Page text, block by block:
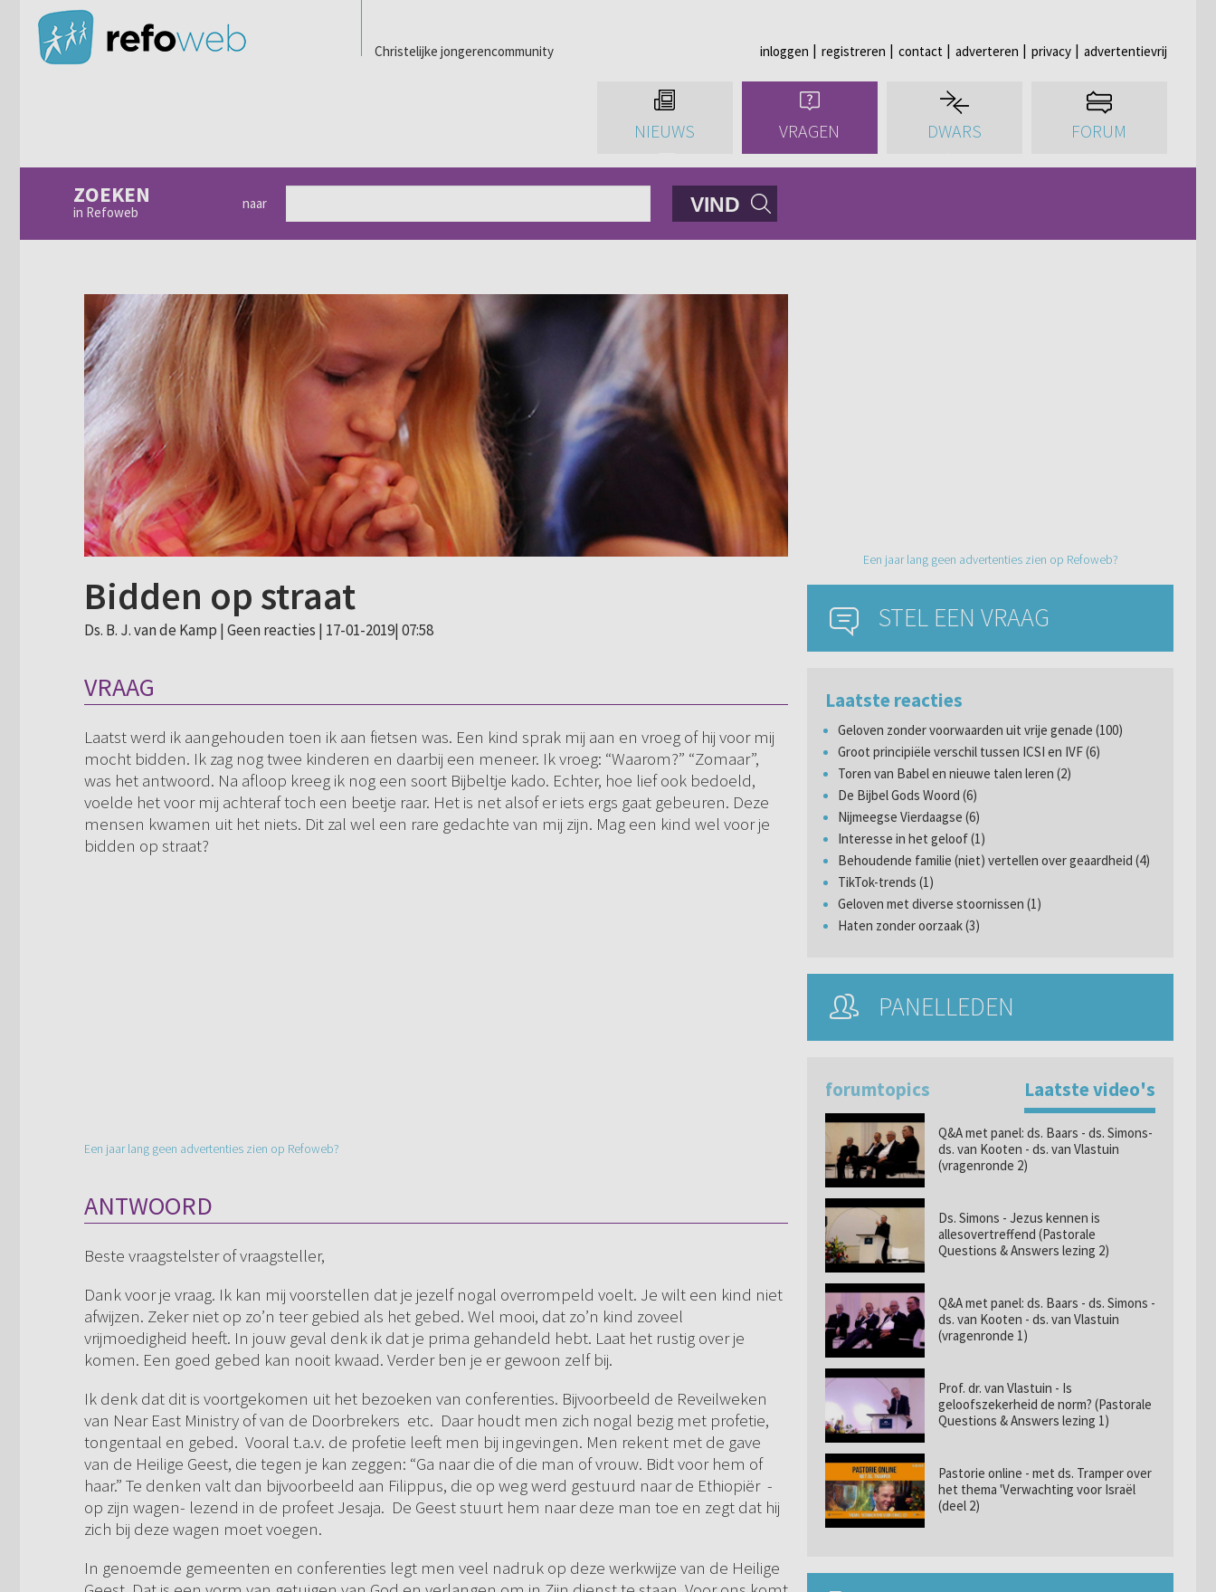
Christelijke jongerencommunity inloggen registreren contact adverteren privacy advertentievrij
NIEUWS VRAGEN DWARS FORUM
ZOEKEN
in Refoweb
naar VIND
Bidden op straat
Ds. B. J. van de Kamp | Geen reacties | 17-01-2019| 07:58
VRAAG
Laatst werd ik aangehouden toen ik aan fietsen was. Een kind sprak mij aan en vroeg of hij voor mij
mocht bidden. Ik zag nog twee kinderen en daarbij een meneer. Ik vroeg: “Waarom?” “Zomaar”,
was het antwoord. Na afloop kreeg ik nog een soort Bijbeltje kado. Echter, hoe lief ook bedoeld,
voelde het voor mij achteraf toch een beetje raar. Het is net alsof er iets ergs gaat gebeuren. Deze
mensen kwamen uit het niets. Dit zal wel een rare gedachte van mij zijn. Mag een kind wel voor je
bidden op straat?
Een jaar lang geen advertenties zien op Refoweb?
ANTWOORD
Beste vraagstelster of vraagsteller,
Dank voor je vraag. Ik kan mij voorstellen dat je jezelf nogal overrompeld voelt. Je wilt een kind niet
afwijzen. Zeker niet op zo’n teer gebied als het gebed. Wel mooi, dat zo’n kind zoveel
vrijmoedigheid heeft. In jouw geval denk ik dat je prima gehandeld hebt. Laat het rustig over je
komen. Een goed gebed kan nooit kwaad. Verder ben je er gewoon zelf bij.
Ik denk dat dit is voortgekomen uit het bezoeken van conferenties. Bijvoorbeeld de Reveilweken
van Near East Ministry of van de Doorbrekers etc. Daar houdt men zich nogal bezig met profetie,
tongentaal en gebed. Vooral t.a.v. de profetie leeft men bij ingevingen. Men rekent met de gave
van de Heilige Geest, die tegen je kan zeggen: “Ga naar die of die man of vrouw. Bidt voor hem of
haar.” Te denken valt dan bijvoorbeeld aan Filippus, die op weg werd gestuurd naar de Ethiopiër -
op zijn wagen- lezend in de profeet Jesaja. De Geest stuurt hem naar deze man toe en zegt dat hij
zich bij deze wagen moet voegen.
In genoemde gemeenten en conferenties legt men veel nadruk op deze werkwijze van de Heilige
Een jaar lang geen advertenties zien op Refoweb?
STEL EEN VRAAG
Laatste reacties
Geloven zonder voorwaarden uit vrije genade (100)
Groot principiële verschil tussen ICSI en IVF (6)
Toren van Babel en nieuwe talen leren (2)
De Bijbel Gods Woord (6)
Nijmeegse Vierdaagse (6)
Interesse in het geloof (1)
Behoudende familie (niet) vertellen over geaardheid (4)
TikTok-trends (1)
Geloven met diverse stoornissen (1)
Haten zonder oorzaak (3)
PANELLEDEN
forumtopics Laatste video's
Q&A met panel: ds. Baars - ds. Simons-
ds. van Kooten - ds. van Vlastuin
(vragenronde 2)
Ds. Simons - Jezus kennen is
allesovertreffend (Pastorale
Questions & Answers lezing 2)
Q&A met panel: ds. Baars - ds. Simons -
ds. van Kooten - ds. van Vlastuin
(vragenronde 1)
Prof. dr. van Vlastuin - Is
geloofszekerheid de norm? (Pastorale
Questions & Answers lezing 1)
Pastorie online - met ds. Tramper over
het thema 'Verwachting voor Israël
(deel 2)